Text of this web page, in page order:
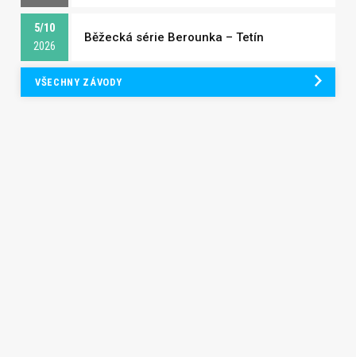
5/10
2026
Běžecká série Berounka – Tetín
VŠECHNY ZÁVODY